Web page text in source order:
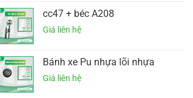
cc47 + béc A208
Bánh xe Pu nhựa lõi nhựa